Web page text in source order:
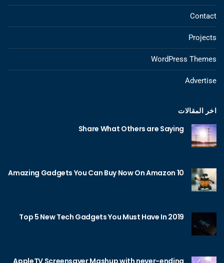
Contact
Projects
WordPress Themes
Advertise
اخر المقالات
Share What Others are Saying
10 Amazing Gadgets You Can Buy Now On Amazon
Top 5 New Tech Gadgets You Must Have In 2019